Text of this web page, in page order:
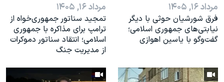
مرداد ۱۶, ۱۴۰۵
فرق شورشیان حوثی با دیگر
نیابتی‌های جمهوری اسلامی؛
گفت‌وگو با یاسین اهوازی
مرداد ۱۶, ۱۴۰۵
تمجید سناتور جمهوری‌خواه از
ترامپ برای مذاکره با جمهوری
اسلامی؛ انتقاد سناتور دموکرات
از مدیریت جنگ